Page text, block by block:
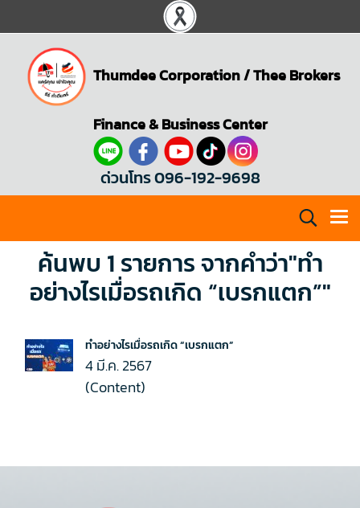
Thumdee Corporation/Thee Brokers
Finance & Business Center
ด่วนโทร 096-192-9698
ค้นพบ 1 รายการ จากคำว่า"ทำ
อย่างไรเมื่อรถเกิด “เบรกแตก”"
ทำอย่างไรเมื่อรถเกิด “เบรกแตก”
4 มี.ค. 2567
(Content)